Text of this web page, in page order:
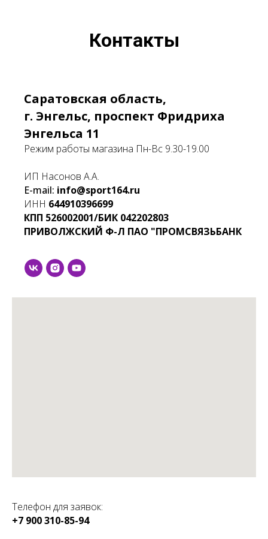
Контакты
Саратовская область,
г. Энгельс, проспект Фридриха
Энгельса 11
Режим работы магазина Пн-Вс 9.30-19.00
ИП Насонов А.А.
E-mail: info@sport164.ru
ИНН 644910396699
КПП 526002001/БИК 042202803
ПРИВОЛЖСКИЙ Ф-Л ПАО "ПРОМСВЯЗЬБАНК
Телефон для заявок:
+7 900 310-85-94